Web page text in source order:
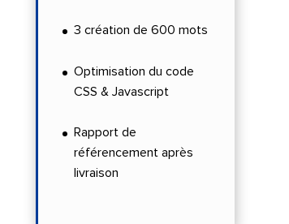
3 création de 600 mots
Optimisation du code
CSS & Javascript
Rapport de
référencement après
livraison